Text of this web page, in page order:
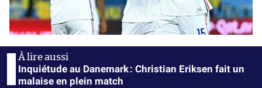
Inquiétude au Danemark : Christian Eriksen fait un
malaise en plein match